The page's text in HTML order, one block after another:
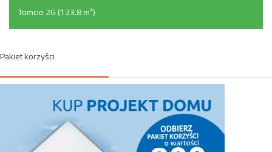
Tomcio 2G (123.8 m²)
Pakiet korzyści